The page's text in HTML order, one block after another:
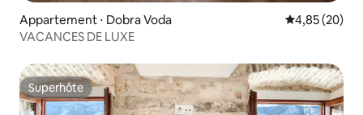
Appartement ⋅ Dobra Voda Évaluation
4,85 (20)
VACANCES DE LUXE
Superhôte
Superhôte